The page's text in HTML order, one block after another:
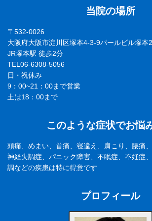
当院の場所
〒532-0026
大阪府大阪市淀川区塚本4-3-9パールビル塚本
JR塚本駅 徒歩2分
TEL06-6308-5056
日・祝休み
9：00~21：00まで営業
土は18：00まで
このような症状でお悩
頭痛、めまい、首痛、寝違え、肩こり、腰痛
神経失調症、パニック障害、不眠症、不妊症
調などの疾患は特に得意です
プロフィール